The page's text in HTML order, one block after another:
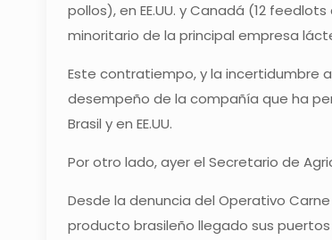
pollos), en EE.UU. y Canadá (12
minoritario de la principal empresa
Este contratiempo, y la incertidumbre
desempeño de la compañía que ha
Brasil y en EE.UU.
Por otro lado, ayer el Secretario de
Desde la denuncia del Operativo
producto brasileño llegado sus